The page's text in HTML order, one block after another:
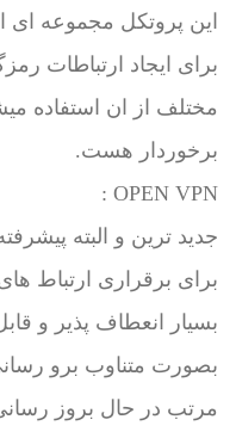
این پروتکل مجموعه ای
برای ایجاد ارتباطات
مختلف از ان استفاده
برخوردار هست.
OPEN VPN :
جدید ترین و البته
بسیار انعطاف پذیر و
مرتب در حال بروز